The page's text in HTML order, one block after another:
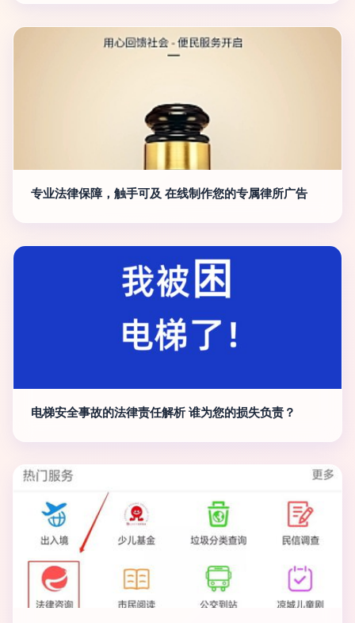
专业法律保障，触手可及 在线制作您的专属律所广告
电梯安全事故的法律责任解析 谁为您的损失负责？